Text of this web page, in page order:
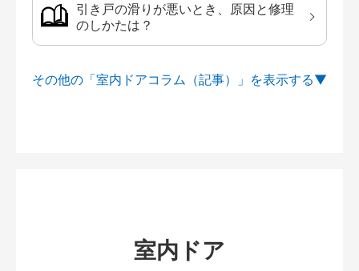
引き戸の滑りが悪いとき、原因と修理
のしかたは？
その他の「室内ドアコラム（記事）」を
室内ドア